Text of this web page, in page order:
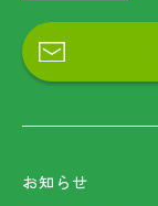
お知らせ